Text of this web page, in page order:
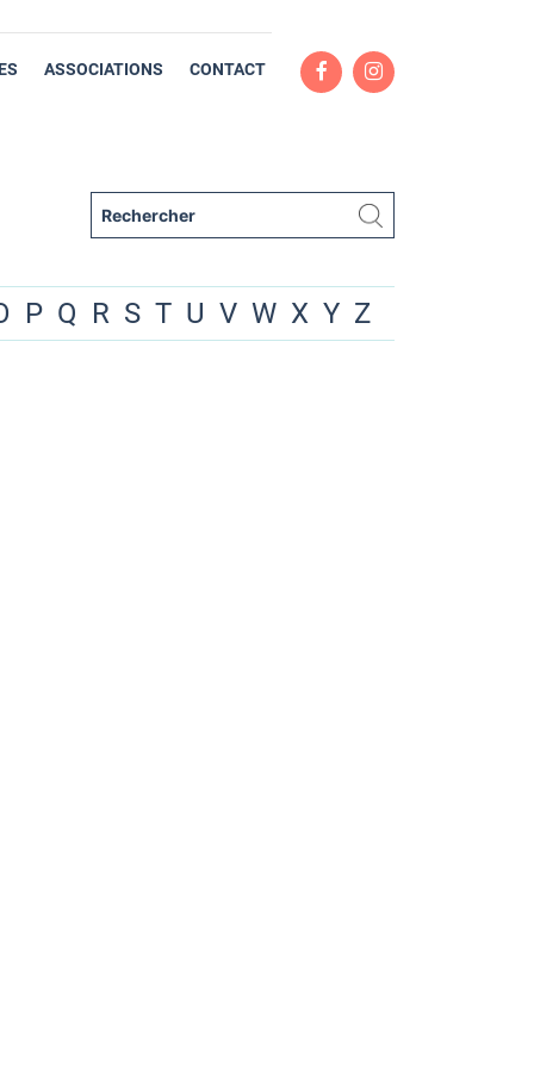
ASSOCIATIONS CONTACT
P Q R S T U V W X Y Z